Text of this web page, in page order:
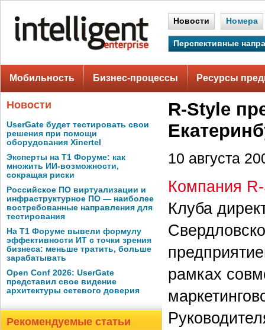
Новости Номера
Перспективные
Мобильность Бизнес-процессы Ресурсы
Новости
UserGate будет тестировать свои
решения при помощи
оборудования Xinertel
Эксперты на Т1 Форуме: как
множить ИИ-возможности,
сокращая риски
Российское ПО виртуализации и
инфраструктурное ПО — наиболее
востребованные направления для
тестирования
На Т1 Форуме вывели формулу
эффективности ИТ с точки зрения
бизнеса: меньше тратить, больше
зарабатывать
Open Conf 2026: UserGate
представил свое видение
архитектуры сетевого доверия
Рекомендуемые статьи
R-Style
10 августа
Компания
Клуба
рамках